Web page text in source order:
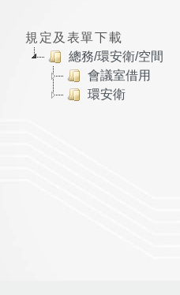
規定及表單下載
總務/環安衛/空間
會議室借用
環安衛